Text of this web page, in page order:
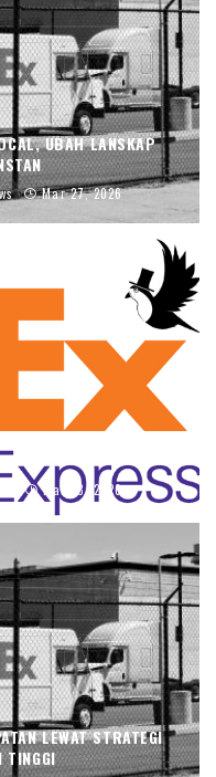
UBAH LANSKAP
Mar 27, 2026
LOGISTIK
Mar 23, 2026
LEWAT STRATEGI
TINGGI